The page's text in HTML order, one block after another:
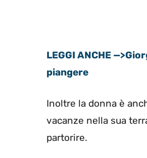
LEGGI ANCHE
piangere
Inoltre la donna è
vacanze nella sua
partorire.